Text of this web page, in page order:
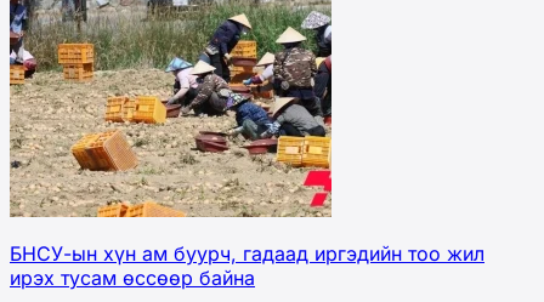
БНСУ-ын хүн ам буурч, гадаад иргэдийн тоо жил
ирэх тусам өссөөр байна